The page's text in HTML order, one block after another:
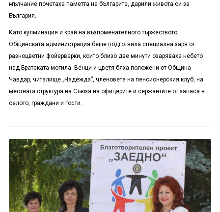
мълчание почетаха паметта на българите, дарили живота си за
България.
Като кулминация и край на възпоменателното тържеството,
Общинската администрация беше подготвила специална заря от
разноцветни фойерверки, които близо две минути озаряваха небето
над Братската могила. Венци и цветя бяха положени от Община
Чавдар, читалище „Надежда”, членовете на пенсионерския клуб, на
местната структура на Съюза на офицерите и сержантите от запаса в
селото, граждани и гости.